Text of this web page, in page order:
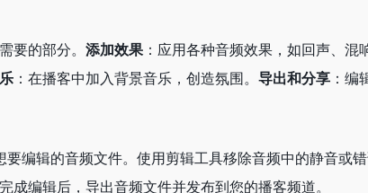
要的部分。 添加效果 ：应用各种音频效果，如回声、混
：在播客中加入背景音乐，创造氛围。 导出和分享 ：编
想要编辑的音频文件。使用剪辑工具移除音频中的静音
成编辑后，导出音频文件并发布到您的播客频道。